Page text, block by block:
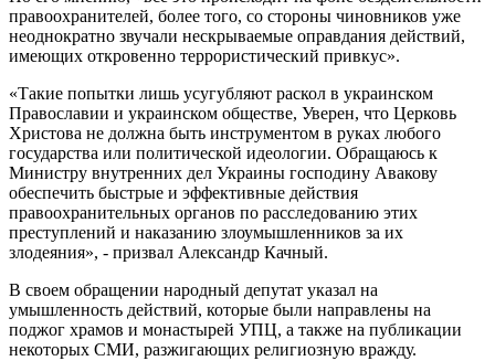
правоохранителей, более того, со стороны чиновников уже
неоднократно звучали нескрываемые оправдания действий,
имеющих откровенно террористический привкус».
«Такие попытки лишь усугубляют раскол в украинском
Православии и украинском обществе, Уверен, что Церковь
Христова не должна быть инструментом в руках любого
государства или политической идеологии. Обращаюсь к
Министру внутренних дел Украины господину Авакову
обеспечить быстрые и эффективные действия
правоохранительных органов по расследованию этих
преступлений и наказанию злоумышленников за их
злодеяния», - призвал Александр Качный.
В своем обращении народный депутат указал на
умышленность действий, которые были направлены на
поджог храмов и монастырей УПЦ, а также на публикации
некоторых СМИ, разжигающих религиозную вражду.